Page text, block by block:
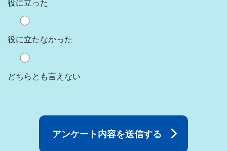
役に立った
役に立たなかった
どちらとも言えない